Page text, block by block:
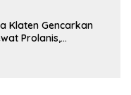
Klaten Gencarkan
Prolanis,